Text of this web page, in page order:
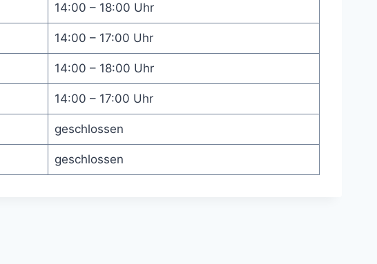
14:00 – 18:00 Uhr
14:00 – 17:00 Uhr
14:00 – 18:00 Uhr
14:00 – 17:00 Uhr
geschlossen
geschlossen